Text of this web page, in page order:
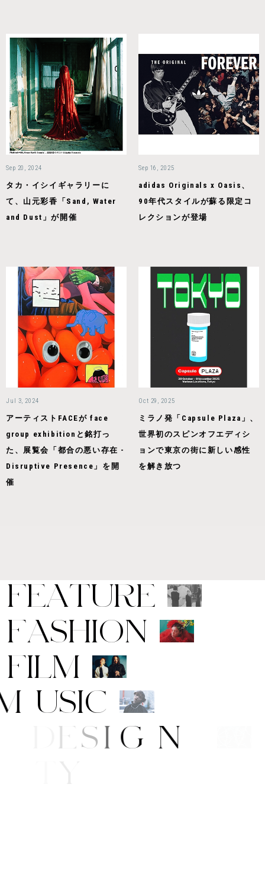
Sep 20, 2024
タカ・イシイギャラリーに
て、山元彩香「Sand, Water
and Dust」が開催
Sep 16, 2025
adidas Originals x Oasis、
90年代スタイルが蘇る限定コ
レクションが登場
Jul 3, 2024
アーティストFACEが face
group exhibitionと銘打っ
た、展覧会「都合の悪い存在 -
Disruptive Presence」を開
催
Oct 29, 2025
ミラノ発「Capsule Plaza」、
世界初のスピンオフエディシ
ョンで東京の街に新しい感性
を解き放つ
FEATURE
FASHION
FILM
M USIC
T/D ES G